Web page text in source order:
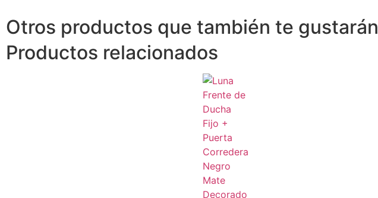
Otros productos que también te gustarán
Productos relacionados